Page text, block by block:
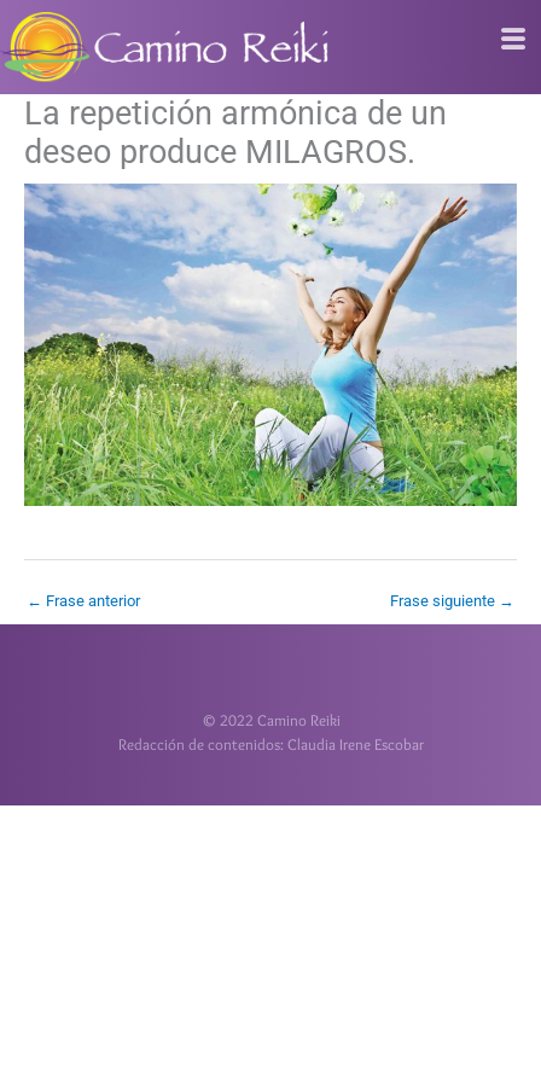
al
contenido
La repetición armónica de un
deseo produce MILAGROS.
← Frase anterior Frase siguiente →
© 2022 Camino Reiki
Redacción de contenidos: Claudia Irene Escobar